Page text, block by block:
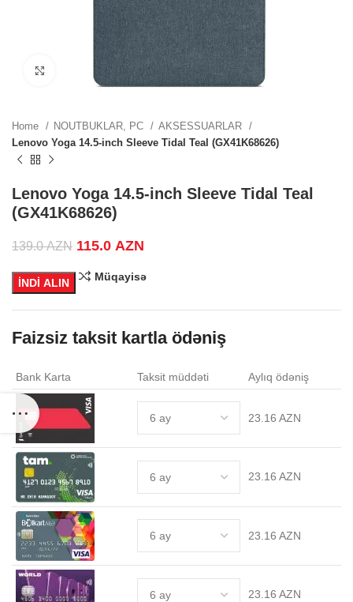
Click to enlarge
Home NOUTBUKLAR, PC
AKSESSUARLAR
Lenovo Yoga 14.5-inch Sleeve Tidal Teal (GX41K68626)
Lenovo Yoga 14.5-inch Sleeve Tidal Teal
(GX41K68626)
139.0AZN Original price was: 139.0 AZN.
115.0 AZN
İNDİ ALIN
Müqayisə
Faizsiz taksit kartla ödəniş
Bank Karta Taksit müddəti Aylıq ödəniş
23.16 AZN
23.16 AZN
23.16 AZN
23.16 AZN
AZN.
AZN.